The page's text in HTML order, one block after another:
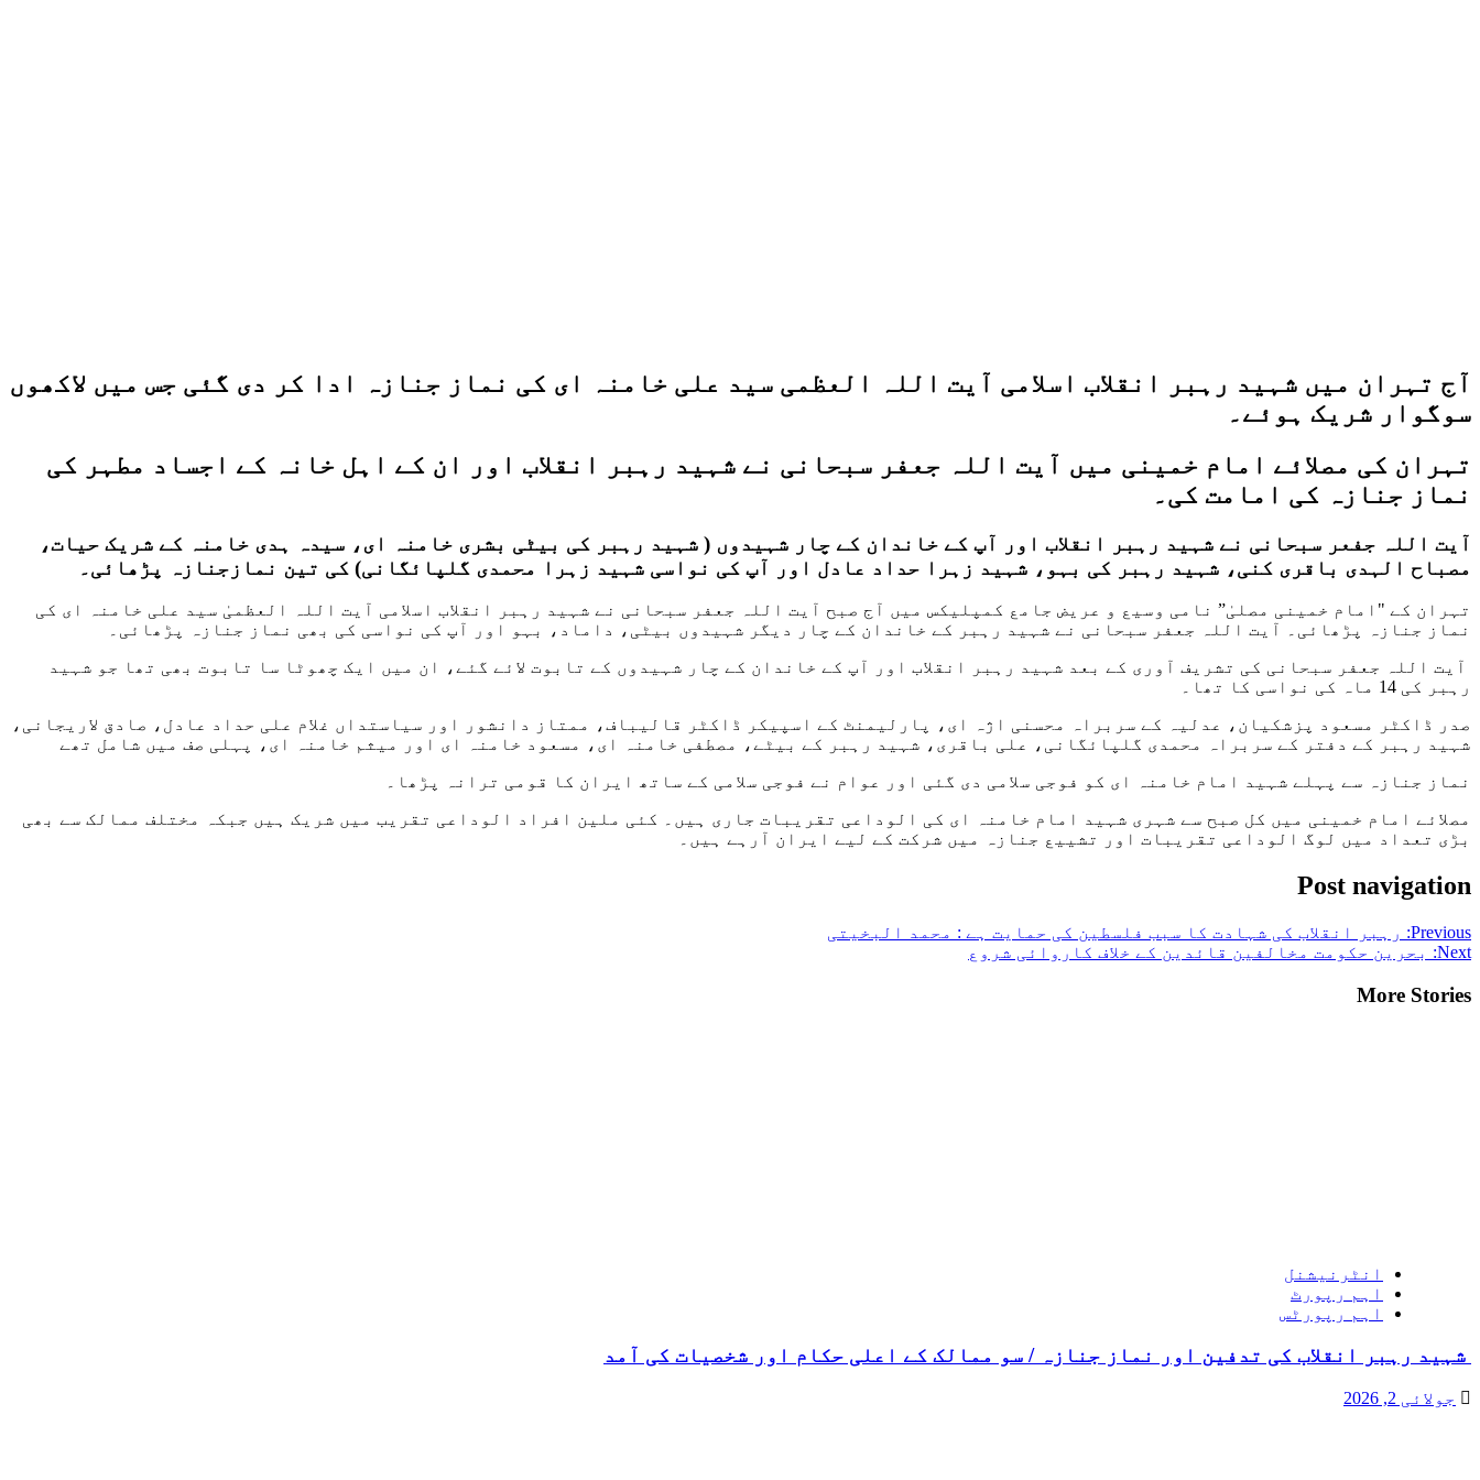
آج تہران میں شہید رہبر انقلاب اسلامی آیت اللہ العظمی سید علی خامنہ ای کی نماز جنازہ ادا کر دی گئی جس میں لاکھوں
سوگوار شریک ہوئے۔
تہران کی مصلائے امام خمینی میں آیت اللہ جعفر سبحانی نے شہید رہبر انقلاب اور ان کے اہل خانہ کے اجساد مطہر کی
نماز جنازہ کی امامت کی۔
آیت اللہ جفعر سبحانی نے شہید رہبر انقلاب اور آپ کے خاندان کے چار شہیدوں ( شہید رہبر کی بیٹی بشری خامنہ ای، سیدہ ہدی خامنہ کے شریک حیات،
مصباح الہدی باقری کنی، شہید رہبر کی بہو، شہید زہرا حداد عادل اور آپ کی نواسی شہید زہرا محمدی گلپائگانی) کی تین نمازجنازہ پڑھائی۔
تہران کے "امام خمینی مصلیٰ” نامی وسیع و عریض جامع کمپلیکس میں آج صبح آیت اللہ جعفر سبحانی نے شہید رہبر انقلاب اسلامی آیت اللہ العظمیٰ سید علی خامنہ ای کی
نماز جنازہ پڑھائی۔ آیت اللہ جعفر سبحانی نے شہید رہبر کے خاندان کے چار دیگر شہیدوں بیٹی، داماد، بہو اور آپ کی نواسی کی بھی نماز جنازہ پڑھائی۔
آیت اللہ جعفر سبحانی کی تشریف آوری کے بعد شہید رہبر انقلاب اور آپ کے خاندان کے چار شہیدوں کے تابوت لائے گئے، ان میں ایک چھوٹا سا تابوت بھی تھا جو شہید
رہبر کی 14 ماہ کی نواسی کا تھا۔
صدر ڈاکٹر مسعود پزشکیان، عدلیہ کے سربراہ محسنی اژہ ای، پارلیمنٹ کے اسپیکر ڈاکٹر قالیباف، ممتاز دانشور اور سیاستداں غلام علی حداد عادل، صادق لاریجانی،
شہید رہبر کے دفتر کے سربراہ محمدی گلپائگانی، علی باقری، شہید رہبر کے بیٹے، مصطفی خامنہ ای، مسعود خامنہ ای اور میثم خامنہ ای، پہلی صف میں شامل تھے
نماز جنازہ سے پہلے شہید امام خامنہ ای کو فوجی سلامی دی گئی اور عوام نے فوجی سلامی کے ساتھ ایران کا قومی ترانہ پڑھا۔
مصلائے امام خمینی میں کل صبح سے شہری شہید امام خامنہ ای کی الوداعی تقریبات جاری ہیں۔ کئی ملین افراد الوداعی تقریب میں شریک ہیں جبکہ مختلف ممالک سے بھی
بڑی تعداد میں لوگ الوداعی تقریبات اور تشییع جنازہ میں شرکت کے لیے ایران آرہے ہیں۔
Post navigation
Previous:
رہبر انقلاب کی شہادت کا سبب فلسطین کی حمایت ہے : محمد البخیتی
Next:
بحرین حکومت مخالفین قائدین کے خلاف کاروائی شروع
More Stories
انٹرنیشنل
اہم رپورٹ
اہم رپورٹس
شہید رہبر انقلاب کی تدفین اور نماز جنازہ / سو ممالک کے اعلی حکام اور شخصیات کی آمد
جولائی 2, 2026